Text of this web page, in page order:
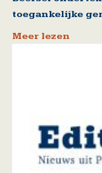
toegankelijke
Meer lezen